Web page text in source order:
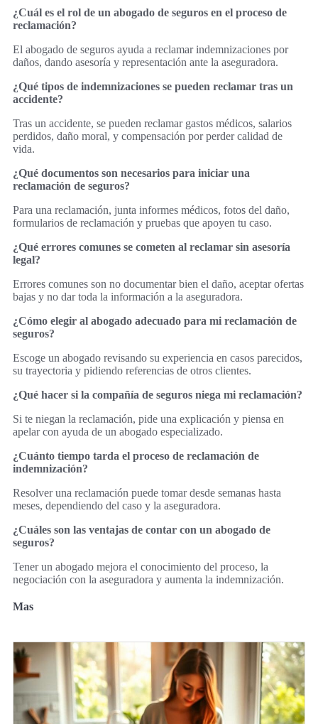
¿Cuál es el rol de un abogado de seguros en el proceso de
reclamación?
El abogado de seguros ayuda a reclamar indemnizaciones por
daños, dando asesoría y representación ante la aseguradora.
¿Qué tipos de indemnizaciones se pueden reclamar tras un
accidente?
Tras un accidente, se pueden reclamar gastos médicos, salarios
perdidos, daño moral, y compensación por perder calidad de
vida.
¿Qué documentos son necesarios para iniciar una
reclamación de seguros?
Para una reclamación, junta informes médicos, fotos del daño,
formularios de reclamación y pruebas que apoyen tu caso.
¿Qué errores comunes se cometen al reclamar sin asesoría
legal?
Errores comunes son no documentar bien el daño, aceptar ofertas
bajas y no dar toda la información a la aseguradora.
¿Cómo elegir al abogado adecuado para mi reclamación de
seguros?
Escoge un abogado revisando su experiencia en casos parecidos,
su trayectoria y pidiendo referencias de otros clientes.
¿Qué hacer si la compañía de seguros niega mi reclamación?
Si te niegan la reclamación, pide una explicación y piensa en
apelar con ayuda de un abogado especializado.
¿Cuánto tiempo tarda el proceso de reclamación de
indemnización?
Resolver una reclamación puede tomar desde semanas hasta
meses, dependiendo del caso y la aseguradora.
¿Cuáles son las ventajas de contar con un abogado de
seguros?
Tener un abogado mejora el conocimiento del proceso, la
negociación con la aseguradora y aumenta la indemnización.
Mas